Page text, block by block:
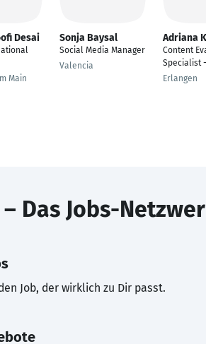
Desai
Main
Sonja Baysal
Social Media Manager
Valencia
Adriana
Content
Specialist
Erlangen
– Das Jobs-
Job, der wirklich zu Dir passt.